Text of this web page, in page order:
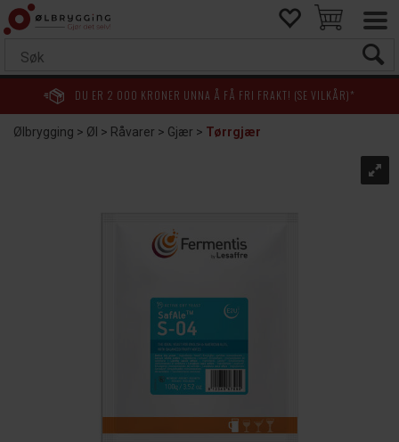
DU ER 2 000 KRONER UNNA Å FÅ FRI FRAKT! (SE VILKÅR)*
Ølbrygging>Øl >Råvarer>Gjær>Tørrgjær